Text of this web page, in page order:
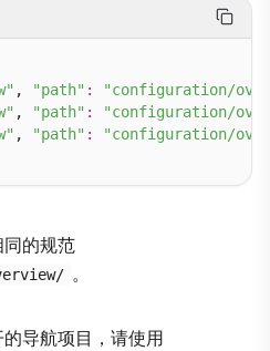
, "path" :
"configuration/
, "path" :
"configuration/
, "path" :
"configuration/
的规范
。
导航项目，请使用